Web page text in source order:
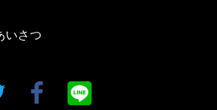
いさつ